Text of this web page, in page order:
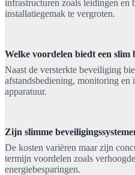
infrastructuren zoals leidingen en
installatiegemak te vergroten.
Welke voordelen biedt een slim
Naast de versterkte beveiliging
afstandsbediening, monitoring en
apparatuur.
Zijn slimme
De kosten variëren maar zijn
termijn voordelen zoals
energiebesparingen.